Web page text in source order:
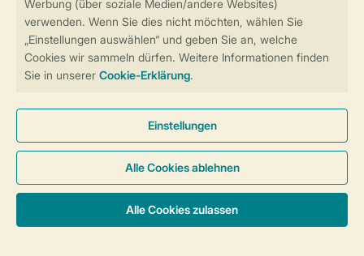
Weitere Informationen und Einstellungen
Sichere Datenübertragung
Sicheres Bezahlen